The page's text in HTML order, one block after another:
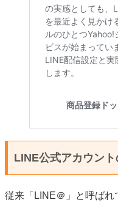
LINE公式アカウン
従来「LINE＠」と呼ばれ